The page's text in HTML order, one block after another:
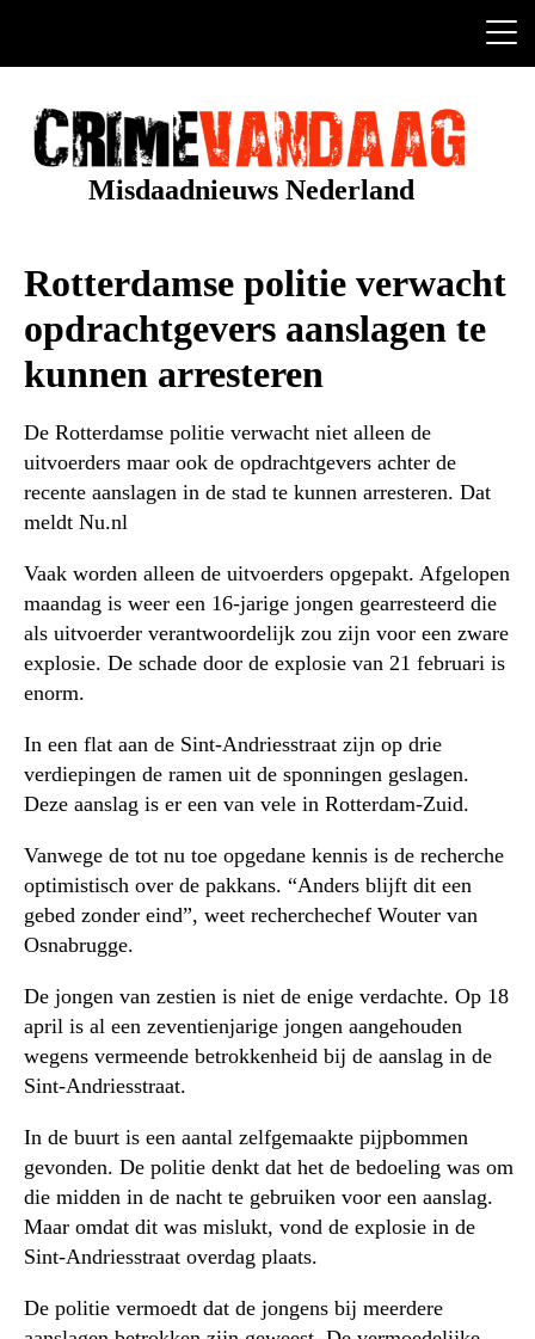
de
Misdaadnieuws Nederland
Rotterdamse politie verwacht
opdrachtgevers aanslagen te
kunnen arresteren
De Rotterdamse politie verwacht niet alleen de
uitvoerders maar ook de opdrachtgevers achter de
recente aanslagen in de stad te kunnen arresteren. Dat
meldt Nu.nl
Vaak worden alleen de uitvoerders opgepakt. Afgelopen
maandag is weer een 16-jarige jongen gearresteerd die
als uitvoerder verantwoordelijk zou zijn voor een zware
explosie. De schade door de explosie van 21 februari is
enorm.
In een flat aan de Sint-Andriesstraat zijn op drie
verdiepingen de ramen uit de sponningen geslagen.
Deze aanslag is er een van vele in Rotterdam-Zuid.
Vanwege de tot nu toe opgedane kennis is de recherche
optimistisch over de pakkans. “Anders blijft dit een
gebed zonder eind”, weet recherchechef Wouter van
Osnabrugge.
De jongen van zestien is niet de enige verdachte. Op 18
april is al een zeventienjarige jongen aangehouden
wegens vermeende betrokkenheid bij de aanslag in de
Sint-Andriesstraat.
In de buurt is een aantal zelfgemaakte pijpbommen
gevonden. De politie denkt dat het de bedoeling was om
die midden in de nacht te gebruiken voor een aanslag.
Maar omdat dit was mislukt, vond de explosie in de
Sint-Andriesstraat overdag plaats.
De politie vermoedt dat de jongens bij meerdere